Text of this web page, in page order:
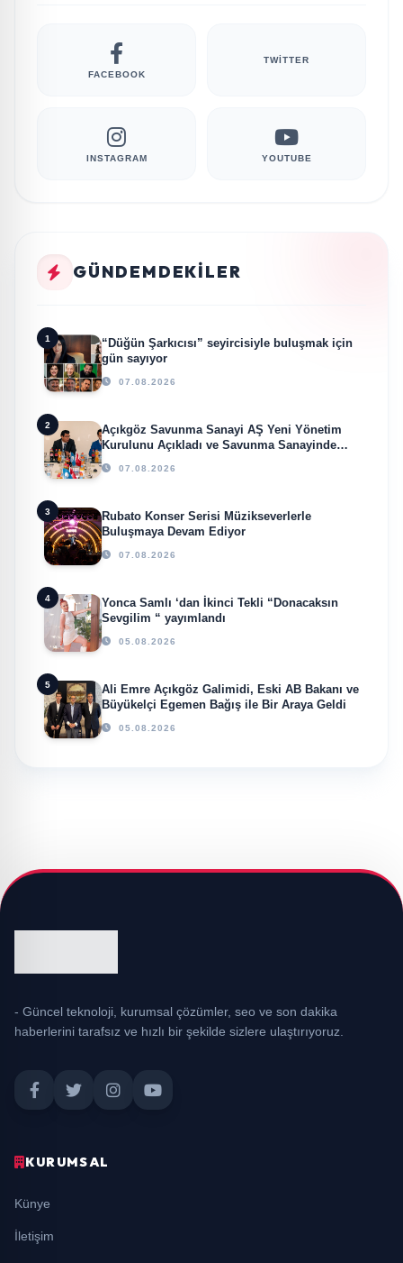
FACEBOOK
TWITTER
INSTAGRAM YOUTUBE
GÜNDEMDEKILER
1
“Düğün Şarkıcısı” seyircisiyle buluşmak için
gün sayıyor
07.08.2026
2
Açıkgöz Savunma Sanayi AŞ Yeni Yönetim
Kurulunu Açıkladı ve Savunma Sanayinde
Küresel Vizyon Vurgusu
07.08.2026
3
Rubato Konser Serisi Müzikseverlerle
Buluşmaya Devam Ediyor
07.08.2026
4
Yonca Samlı ‘dan İkinci Tekli “Donacaksın
Sevgilim “ yayımlandı
05.08.2026
5
Ali Emre Açıkgöz Galimidi, Eski AB Bakanı ve
Büyükelçi Egemen Bağış ile Bir Araya Geldi
05.08.2026
- Güncel teknoloji, kurumsal çözümler, seo ve son dakika
haberlerini tarafsız ve hızlı bir şekilde sizlere ulaştırıyoruz.
KURUMSAL
Künye
İletişim